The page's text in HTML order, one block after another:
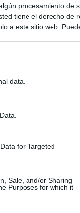
procesamiento de
tiene el derecho de
a este sitio web.
data.
for Targeted
Sale, and/or Sharing
Purposes for which it
a viajeros de
a viajeros de